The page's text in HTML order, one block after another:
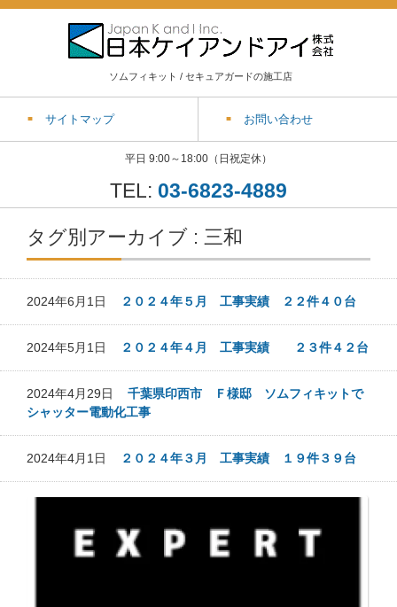
ソムフィキット / セキュアガードの施工店
サイトマップ お問い合わせ
平日 9:00～18:00（日祝定休）
TEL: 03-6823-4889
タグ別アーカイブ : 三和
2024年6月1日 ２０２４年５月 工事実績 ２２件４０台
2024年5月1日 ２０２４年４月 工事実績 ２３件４２台
2024年4月29日 千葉県印西市 Ｆ様邸 ソムフィキットで
シャッター電動化工事
2024年4月1日 ２０２４年３月 工事実績 １９件３９台